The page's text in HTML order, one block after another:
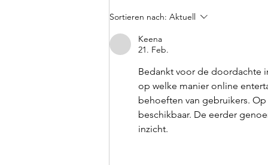
Sortieren nach: Aktuell
Keena
21. Feb.
Bedankt voor de doordachte
op welke manier online
behoeften van gebruikers.
beschikbaar. De eerder
inzicht.